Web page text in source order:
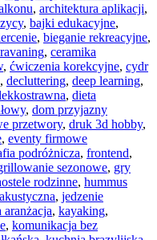
, architektura aplikacji,
, bajki edukacyjne,
, bieganie rekreacyjne,
, ceramika
, ćwiczenia korekcyjne, cydr
, decluttering, deep learning,
, dieta
, dom przyjazny
przetwory, druk 3d hobby,
, eventy firmowe
podróżnicza, frontend,
sezonowe, gry
rodzinne, hummus
, jedzenie
, kayaking,
, komunikacja bez